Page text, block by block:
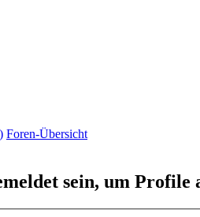
Foren-Übersicht
sein, um Profile